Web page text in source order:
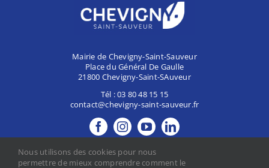
Mairie de Chevigny-Saint-Sauveur
Place du Général De Gaulle
21800 Chevigny-Saint-SAuveur
Tél :03 80 48 15 15
contact@chevigny-saint-sauveur.fr
MES DÉMARCHES
CONTACTER LA MAIRIE
Nous utilisons des cookies pour nous
permettre de mieux comprendre comment le